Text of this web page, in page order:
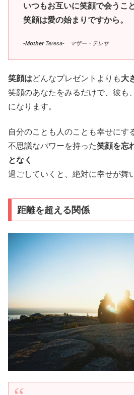
いつもお互いに笑顔で会うこ
笑顔は愛の始まりですから。
-MotherTeresa- マザー・テレサ
笑顔はどんなプレゼントよりも大
笑顔のあなたをみるだけで、彼も
になります。
自分のことも人のことも幸せにす
不思議なパワーを持った笑顔を忘
となく
過ごしていくと、絶対に幸せが舞
距離を超える関係